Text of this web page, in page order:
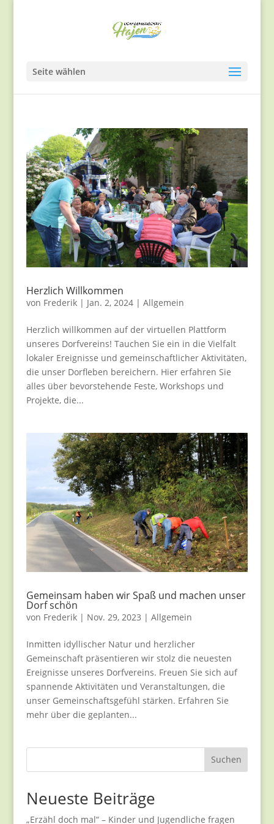
Seite wählen
Herzlich Willkommen
von Frederik| Jan. 2, 2024| Allgemein
Herzlich willkommen auf der virtuellen Plattform
unseres Dorfvereins! Tauchen Sie ein in die Vielfalt
lokaler Ereignisse und gemeinschaftlicher Aktivitäten,
die unser Dorfleben bereichern. Hier erfahren Sie
alles über bevorstehende Feste, Workshops und
Projekte, die...
Gemeinsam haben wir Spaß und machen unser
Dorf schön
von Frederik| Nov. 29, 2023 | Allgemein
Inmitten idyllischer Natur und herzlicher
Gemeinschaft präsentieren wir stolz die neuesten
Ereignisse unseres Dorfvereins. Freuen Sie sich auf
spannende Aktivitäten und Veranstaltungen, die
unser Gemeinschaftsgefühl stärken. Erfahren Sie
mehr über die geplanten...
Suchen
Neueste Beiträge
„Erzähl doch mal“ – Kinder und Jugendliche fragen